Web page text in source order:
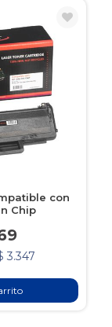
con
Chip
3.347